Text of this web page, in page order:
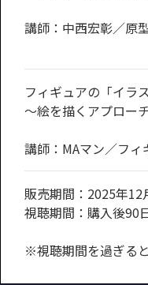
講師：中西宏彰／原
フィギュアの「イラ
〜絵を描くアプロー
講師：MAマン／フィ
販売期間：2025年12
視聴期間：購入後90
※視聴期間を過ぎる